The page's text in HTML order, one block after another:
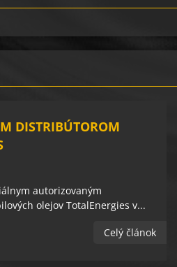
DISTRIBÚTOROM
autorizovaným
olejov TotalEnergies v...
Celý článok